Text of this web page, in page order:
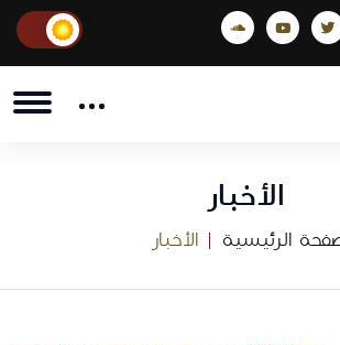
الأخبار
الرئيسية الأخبار